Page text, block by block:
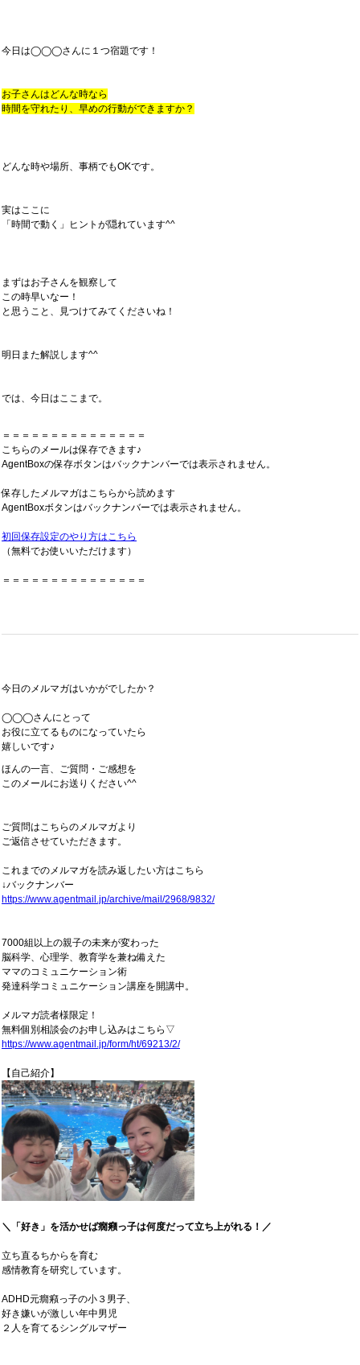
今日は◯◯◯さんに１つ宿題です！
お子さんはどんな時なら
時間を守れたり、早めの行動ができますか？
どんな時や場所、事柄でもOKです。
実はここに
「時間で動く」ヒントが隠れています^^
まずはお子さんを観察して
この時早いなー！
と思うこと、見つけてみてくださいね！
明日また解説します^^
では、今日はここまで。
＝＝＝＝＝＝＝＝＝＝＝＝＝＝＝
こちらのメールは保存できます♪
AgentBoxの保存ボタンはバックナンバーでは表示されません。
保存したメルマガはこちらから読めます
AgentBoxボタンはバックナンバーでは表示されません。
初回保存設定のやり方はこちら
（無料でお使いいただけます）
＝＝＝＝＝＝＝＝＝＝＝＝＝＝＝
今日のメルマガはいかがでしたか？
◯◯◯さんにとって
お役に立てるものになっていたら
嬉しいです♪
ほんの一言、ご質問・ご感想を
このメールにお送りください^^
ご質問はこちらのメルマガより
ご返信させていただきます。
これまでのメルマガを読み返したい方はこちら
↓バックナンバー
https://www.agentmail.jp/archive/mail/2968/9832/
7000組以上の親子の未来が変わった
脳科学、心理学、教育学を兼ね備えた
ママのコミュニケーション術
発達科学コミュニケーション講座を開講中。
メルマガ読者様限定！
無料個別相談会のお申し込みはこちら▽
https://www.agentmail.jp/form/ht/69213/2/
【自己紹介】
＼「好き」を活かせば癇癪っ子は何度だって立ち上がれる！／
立ち直るちからを育む
感情教育を研究しています。
ADHD元癇癪っ子の小３男子、
好き嫌いが激しい年中男児
２人を育てるシングルマザー